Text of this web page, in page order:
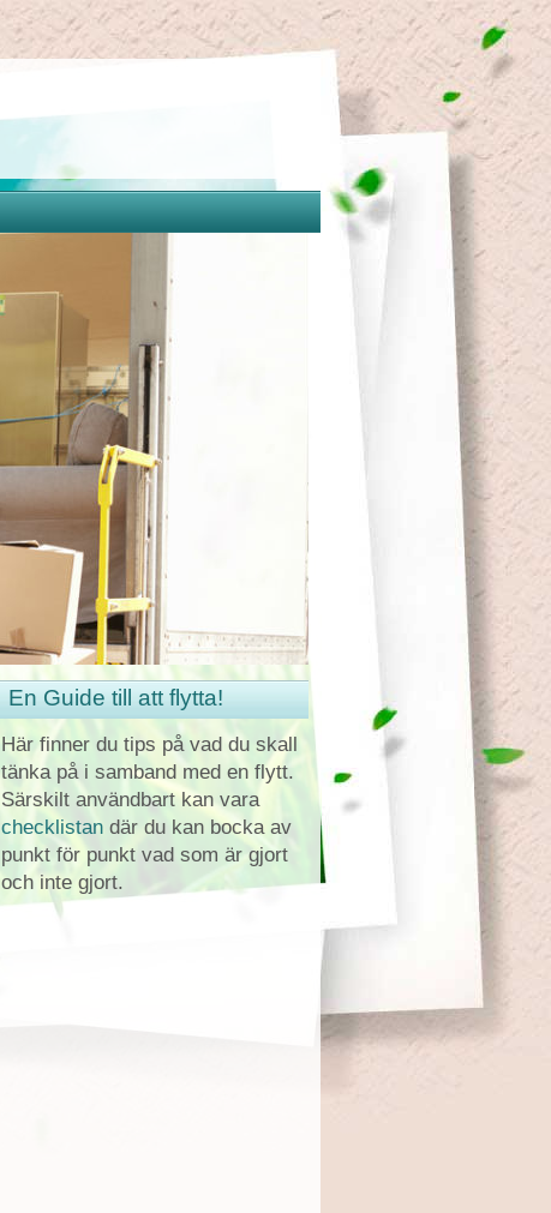
En Guide till att flytta!
Här finner du tips på vad du skall
tänka på i samband med en flytt.
Särskilt användbart kan vara
checklistan där du kan bocka av
punkt för punkt vad som är gjort
och inte gjort.